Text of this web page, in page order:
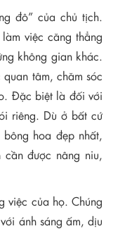
đô” của chủ tịch.
việc căng thẳng
không gian khác.
tâm, chăm sóc
Đặc biệt là đối với
riêng. Dù ở bất cứ
hoa đẹp nhất,
được nâng niu,
việc của họ. Chúng
ánh sáng ấm, dịu